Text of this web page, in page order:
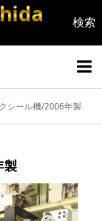


シール機/2006年製
製